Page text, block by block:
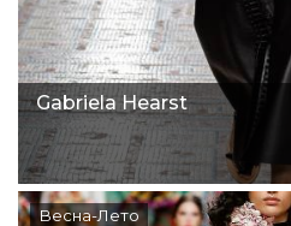
Gabriela Hearst
Весна-Лето